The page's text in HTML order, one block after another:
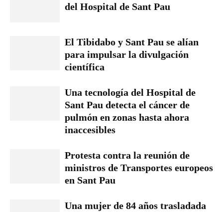
del Hospital de Sant Pau
El Tibidabo y Sant Pau se alían
para impulsar la divulgación
científica
Una tecnología del Hospital de
Sant Pau detecta el cáncer de
pulmón en zonas hasta ahora
inaccesibles
Protesta contra la reunión de
ministros de Transportes europeos
en Sant Pau
Una mujer de 84 años trasladada